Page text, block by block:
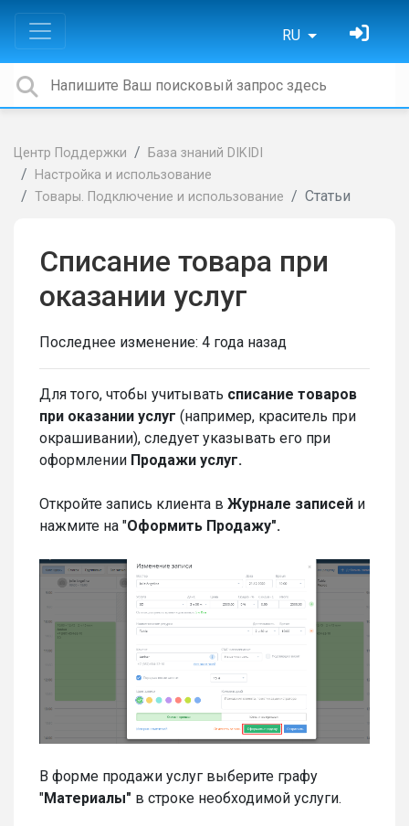
RU
Центр Поддержки
База знаний DIKIDI
Настройка и использование
Товары. Подключение и использование
Статьи
Списание товара при
оказании услуг
Последнее изменение: 4 года назад
Для того, чтобы учитывать списание товаров
при оказании услуг (например, краситель при
окрашивании), следует указывать его при
оформлении Продажи услуг.
Откройте запись клиента в Журнале записей и
нажмите на "Оформить Продажу".
В форме продажи услуг выберите графу
"Материалы" в строке необходимой услуги.